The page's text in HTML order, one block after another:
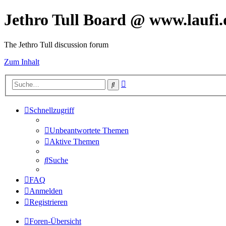
Jethro Tull Board @
The Jethro Tull discussion forum
Zum Inhalt
Suche
Schnellzugriff
Unbeantwortete Themen
Aktive Themen
Suche
FAQ
Anmelden
Registrieren
Foren-Übersicht